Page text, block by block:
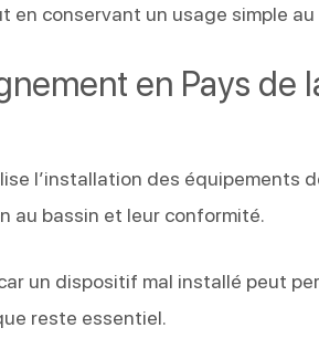
en conservant un usage simple
en Pays de
l’installation des équipements
au bassin et leur conformité.
un dispositif mal installé peut
reste essentiel.